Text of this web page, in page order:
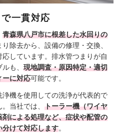
一貫対応
青森県八戸市に根差した水回りの
除去から、設備の修理・交換、
しています。排水管つまりが自
も、 現地調査・原因特定・適切
ーに対応可能です。
機を使用しての洗浄が代表的で
当社では、 トーラー機（ワイヤ
による処理など、症状や配管の
けて対応します。